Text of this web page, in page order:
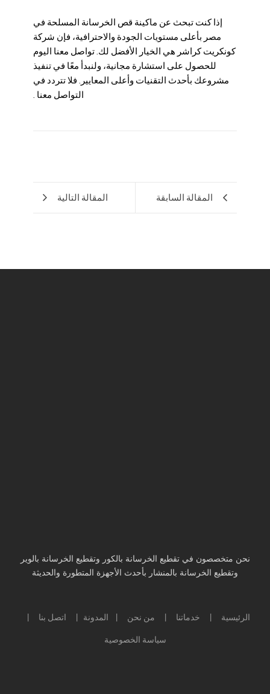
إذا كنت تبحث عن ماكينة قص الخرسانة المسلحة في
مصر بأعلى مستويات الجودة والاحترافية، فإن شركة
كونكريت كراشر هي الخيار الأفضل لك. تواصل معنا اليوم
للحصول على استشارة مجانية، ولنبدأ معًا في تنفيذ
مشروعك بأحدث التقنيات وأعلى المعايير. فلا تتردد في
التواصل معنا .
المقالة السابقة المقالة التالية
نحن متخصصون في تقطيع الخرسانة بالكور وتقطيع الخرسانة بالوير
وتقطيع الخرسانة بالمنشار بأحدث الأجهزة المتطورة والحديثة
الرئيسية خدماتنا من نحن المدونة اتصل بنا
سياسة الخصوصية